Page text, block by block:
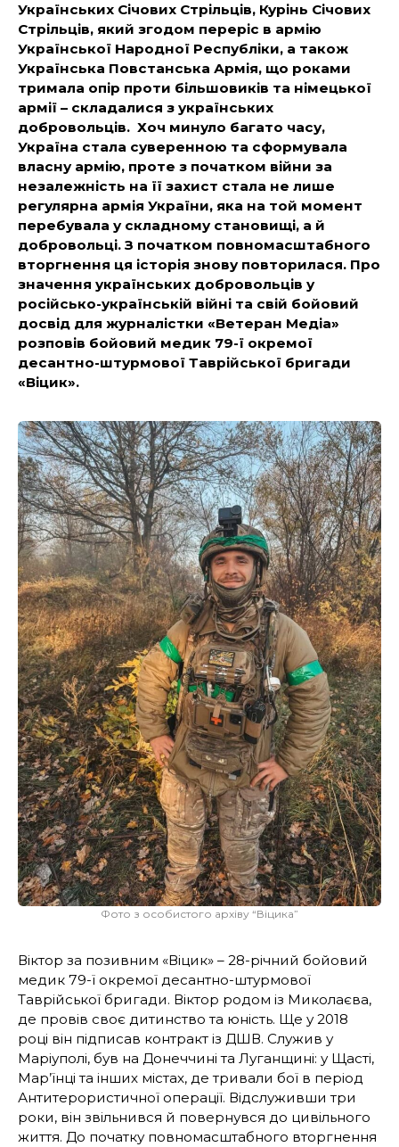
Українських Січових Стрільців, Курінь Січових
Стрільців, який згодом переріс в армію
Української Народної Республіки, а також
Українська Повстанська Армія, що роками
тримала опір проти більшовиків та німецької
армії – складалися з українських
добровольців. Хоч минуло багато часу,
Україна стала суверенною та сформувала
власну армію, проте з початком війни за
незалежність на її захист стала не лише
регулярна армія України, яка на той момент
перебувала у складному становищі, а й
добровольці. З початком повномасштабного
вторгнення ця історія знову повторилася. Про
значення українських добровольців у
російсько-українській війні та свій бойовий
досвід для журналістки «Ветеран Медіа»
розповів бойовий медик 79-ї окремої
десантно-штурмової Таврійської бригади
«Віцик».
Фото з особистого архіву “Віцика”
Віктор за позивним «Віцик» – 28-річний бойовий
медик 79-ї окремої десантно-штурмової
Таврійської бригади. Віктор родом із Миколаєва,
де провів своє дитинство та юність. Ще у 2018
році він підписав контракт із ДШВ. Служив у
Маріуполі, був на Донеччині та Луганщині: у Щасті,
Мар’їнці та інших містах, де тривали бої в період
Антитерористичної операції. Відслуживши три
роки, він звільнився й повернувся до цивільного
життя. До початку повномасштабного вторгнення